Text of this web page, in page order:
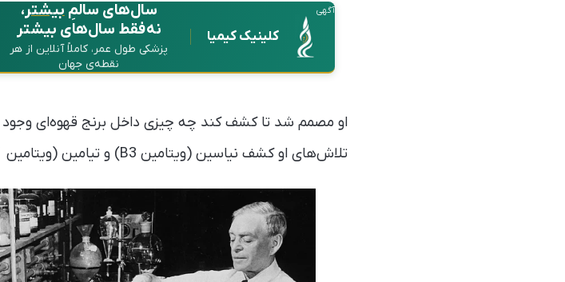
آگهی
کلینیک کیمیا
سال‌های سالمِبیشتر،
نه فقط سال‌های بیشتر
پزشکی طول عمر، کاملاً آنلاین از هر
نقطه‌ی جهان
او مصمم شد تا کشف کند چه چیزی داخل برنج قهوه‌ای وجود
تلاش‌های او کشف نیاسین (ویتامین B3) و تیامین (ویتامین B1) بود.